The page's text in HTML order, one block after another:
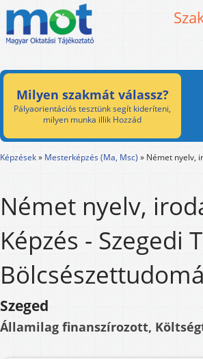
Milyen szakmát válassz?
Pályaorientációs tesztünk segít kideríteni,
milyen munka illik Hozzád
Képzések» Mesterképzés (Ma, Msc) » Német nyelv,
Német nyelv,
Képzés - Szegedi
Szeged
Államilag finanszírozott,